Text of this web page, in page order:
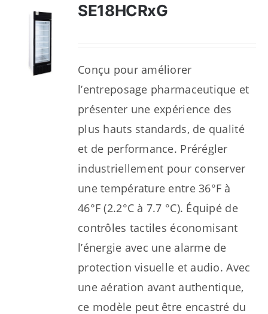
SE18HCRxG
Conçu pour améliorer
l’entreposage pharmaceutique et
présenter une expérience des
plus hauts standards, de qualité
et de performance. Prérégler
industriellement pour conserver
une température entre 36°F à
46°F (2.2°C à 7.7 °C). Équipé de
contrôles tactiles économisant
l’énergie avec une alarme de
protection visuelle et audio. Avec
une aération avant authentique,
ce modèle peut être encastré du